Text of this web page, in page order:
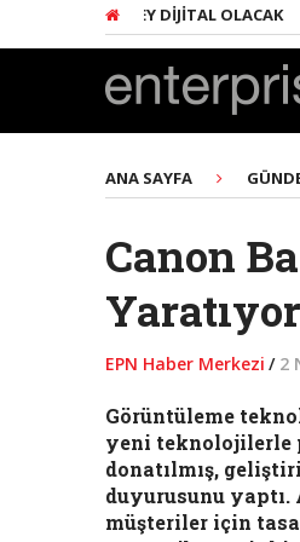
HER ŞEY DIJITAL OLACAK
ANA SAYFA
Canon
Yaratıyor
EPN Haber Merkezi / 2
Görüntüleme
yeni teknolojilerle
donatılmış,
duyurusunu yaptı.
müşteriler için